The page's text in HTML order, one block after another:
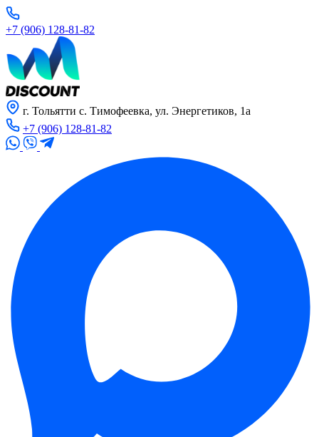
+7 (906) 128-81-82
г. Тольятти с. Тимофеевка, ул. Энергетиков, 1а
+7 (906) 128-81-82